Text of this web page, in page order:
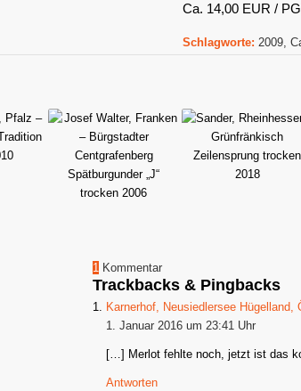
Ca. 14,00 EUR /
Schlagworte: 2009
1 Kommentar
Trackbacks & Pingbacks
Karnerhof, Neusiedlersee
1. Januar 2016 um 23:41 Uhr
[…] Merlot fehlte noch, jetzt ist das
Antworten